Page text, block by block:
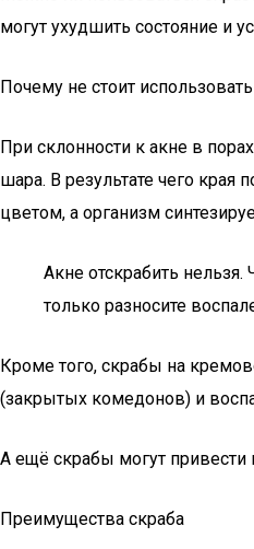
могут ухудшить состояние и
Почему не стоит
При склонности к акне в
шара. В результате чего
цветом, а организм
Акне отскрабить
только разносите
Кроме того, скрабы на
(закрытых комедонов) и
А ещё скрабы могут привести
Преимущества скраба